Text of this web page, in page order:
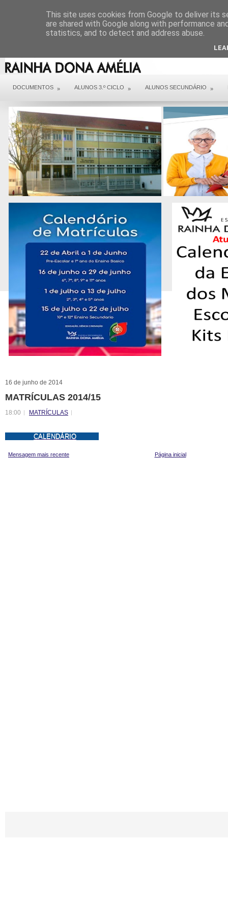
DOCUMENTOS » ALUNOS 3.º CICLO » ALUNOS SECUNDÁRIO »
16 de junho de 2014
MATRÍCULAS 2014/15
18:00 MATRÍCULAS
CALENDÁRIO
Mensagem mais recente Página inicial
This site uses cookies from Google to deliver its
are shared with Google along with performance
statistics, and to detect and address abuse.